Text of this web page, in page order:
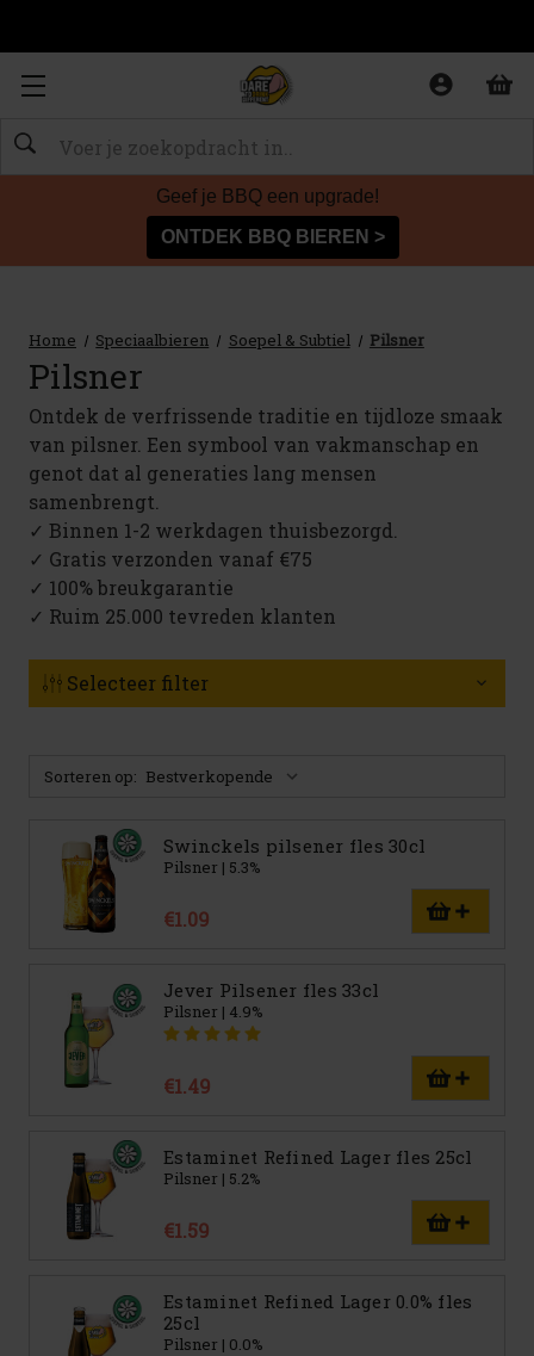
Zoeken
Geef je BBQ een upgrade!
ONTDEK BBQ BIEREN >
Home Speciaalbieren Soepel & Subtiel Pilsner
Pilsner
Ontdek de verfrissende traditie en tijdloze smaak
van pilsner. Een symbool van vakmanschap en
genot dat al generaties lang mensen
samenbrengt.
✓ Binnen 1-2 werkdagen thuisbezorgd.
✓ Gratis verzonden vanaf €75
✓ 100% breukgarantie
✓ Ruim 25.000 tevreden klanten
Selecteer filter
Sorteren op:
Swinckels pilsener fles 30cl
Pilsner | 5.3%
€1.09
Jever Pilsener fles 33cl
Pilsner | 4.9%
€1.49
Estaminet Refined Lager fles 25cl
Pilsner | 5.2%
€1.59
Estaminet Refined Lager 0.0% fles
25cl
Pilsner | 0.0%